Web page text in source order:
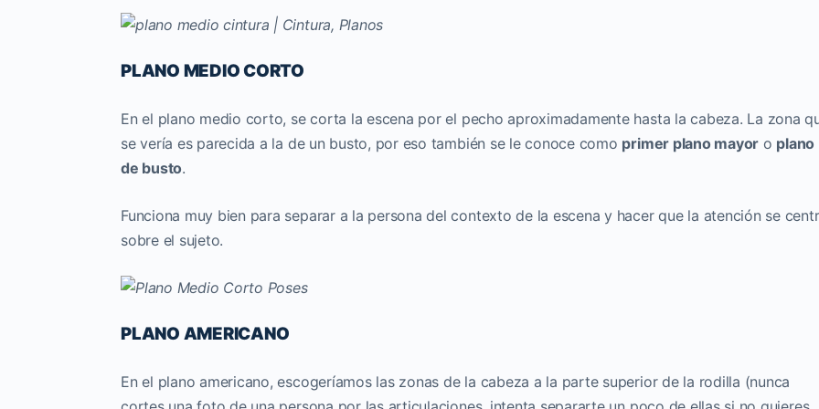
PLANO MEDIO CORTO
En el plano medio corto, se corta la escena por el pecho aproximadamente hasta la cabeza. La zona
se vería es parecida a la de un busto, por eso también se le conoce como primer plano mayor o plano
de busto.
Funciona muy bien para separar a la persona del contexto de la escena y hacer que la atención se
sobre el sujeto.
PLANO AMERICANO
En el plano americano, escogeríamos las zonas de la cabeza a la parte superior de la rodilla (nunca